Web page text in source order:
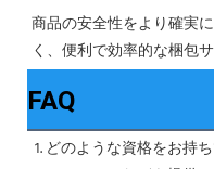
商品の安全性をより確実
く、便利で効率的な梱包
FAQ
1. どのような資格をお持